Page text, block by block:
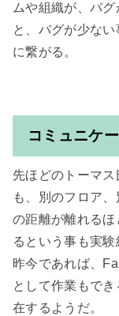
ムや組織が、バ
と、バグが少な
に繋がる。
コミュニケ
先ほどのトーマ
も、別のフロア
の距離が離れる
るという事も実験
昨今であれば、
として作業もで
在するようだ。